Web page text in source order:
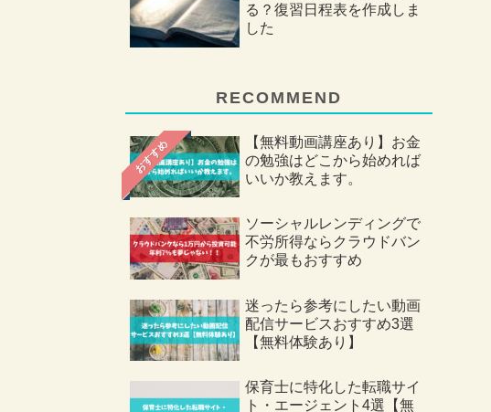
る？復習日程表を作成しま
した
RECOMMEND
おすすめ
【無料動画講座あり】お金
の勉強はどこから始めれば
いいか教えます。
ソーシャルレンディングで
不労所得ならクラウドバン
クが最もおすすめ
迷ったら参考にしたい動画
配信サービスおすすめ3選
【無料体験あり】
保育士に特化した転職サイ
ト・エージェント4選【無